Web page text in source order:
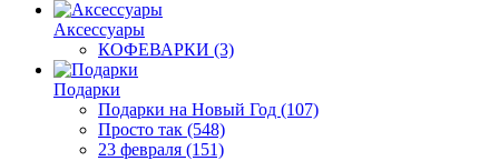
Аксессуары
КОФЕВАРКИ (3)
Подарки
Подарки на Новый Год (107)
Просто так (548)
23 февраля (151)